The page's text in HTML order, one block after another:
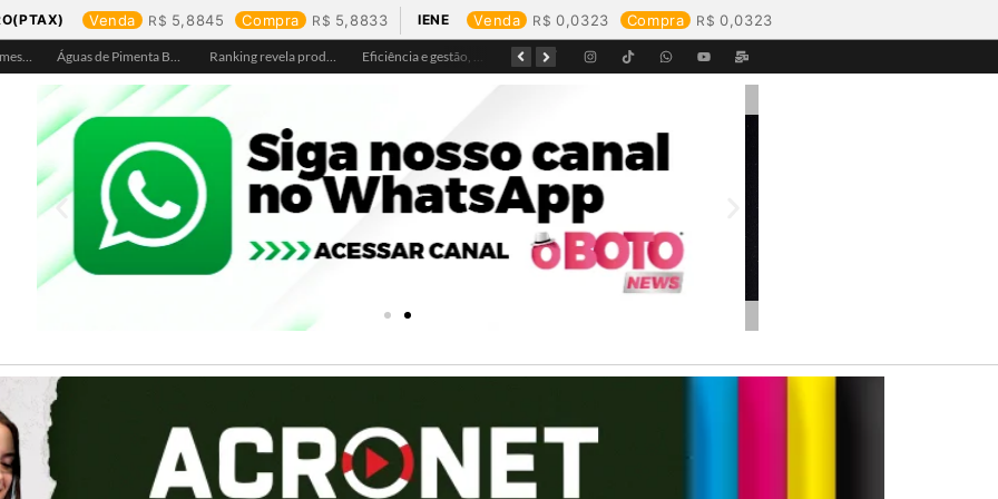
Venda 5,8845 Compra 5,8833 IENE Venda 0,0323 Compra 0,0323
Águas de Ariquemes leva atendimento itinerante e orientações ao Distrito de Bom Futuro neste sábado, 25 Águas de Pimenta Bueno amplia rede de abastecimento e leva água tratada para moradores da região do aeroporto Ranking revela produtos mais comprados em cada estado e aponta drone como destaque em Rondônia Eficiência e gestão, Buritis se torna referência em controle de perdas de água Equipes da Aegea Rondônia passam por treinamento de prevenção e combate a princípios de incêndio e segurança no trabalho com inflamáveis